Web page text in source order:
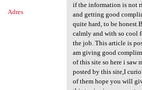
Adres
if the information is not
and getting good
quite hard, to be
calmly and with so cool
the job. This article is
am giving good
of this site so here i saw
posted by this site,I
of them hope you will